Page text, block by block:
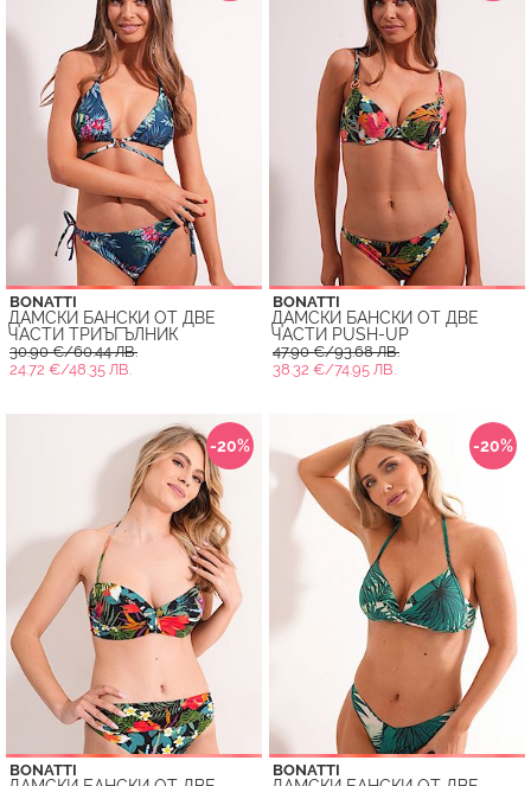
BONATTI
ДАМСКИ БАНСКИ ОТ ДВЕ
ЧАСТИ ТРИЪГЪЛНИК
30.90 €/60.44 ЛВ.
24.72 €/48.35 ЛВ.
BONATTI
ДАМСКИ БАНСКИ ОТ ДВЕ
ЧАСТИ PUSH-UP
47.90 €/93.68 ЛВ.
38.32 €/74.95 ЛВ.
-20%
BONATTI
-20%
BONATTI